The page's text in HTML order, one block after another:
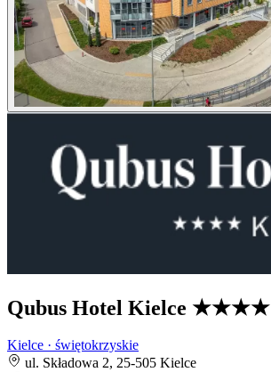
Qubus Hotel Kielce ★★★★
Kielce · świętokrzyskie
ul. Składowa 2, 25-505 Kielce